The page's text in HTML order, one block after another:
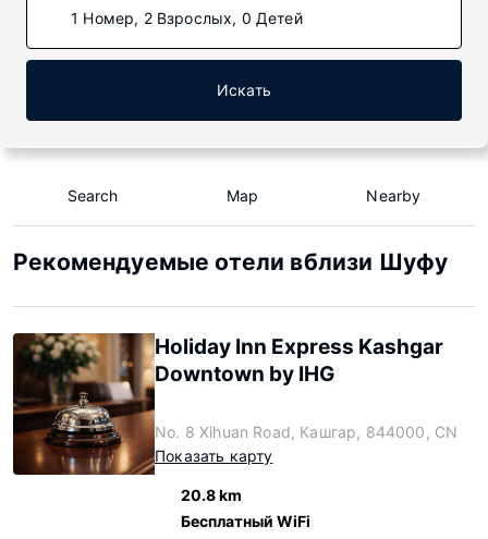
1 Номер, 2 Взрослых, 0 Детей
Искать
Search Map Nearby
Рекомендуемые отели вблизи Шуфу
Holiday Inn Express Kashgar
Downtown by IHG
No. 8 Xihuan Road, Кашгар, 844000, CN
Показать карту
20.8 km
Бесплатный WiFi